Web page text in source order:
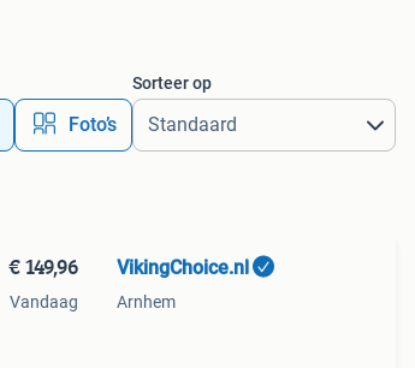
Foto’s
Sorteer op
€ 149,96
Vandaag
VikingChoice.nl
Arnhem